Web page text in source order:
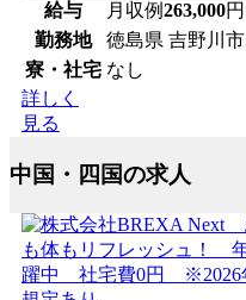
給与 月収例263,000円
勤務地
徳島県 吉野川市
寮・社宅 なし
詳しく
見る
中国・四国の求人